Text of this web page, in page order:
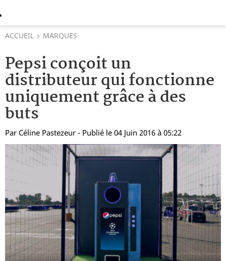
ACCUEIL MARQUES
Pepsi conçoit un
distributeur qui fonctionne
uniquement grâce à des
buts
Par Céline Pastezeur - Publié le 04 Juin 2016 à 05:22